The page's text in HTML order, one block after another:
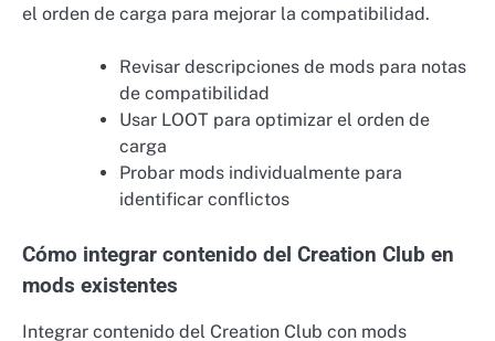
el orden de carga para mejorar la compatibilidad.
Revisar descripciones de mods para notas
de compatibilidad
Usar LOOT para optimizar el orden de
carga
Probar mods individualmente para
identificar conflictos
Cómo integrar contenido del Creation Club en
mods existentes
Integrar contenido del Creation Club con mods